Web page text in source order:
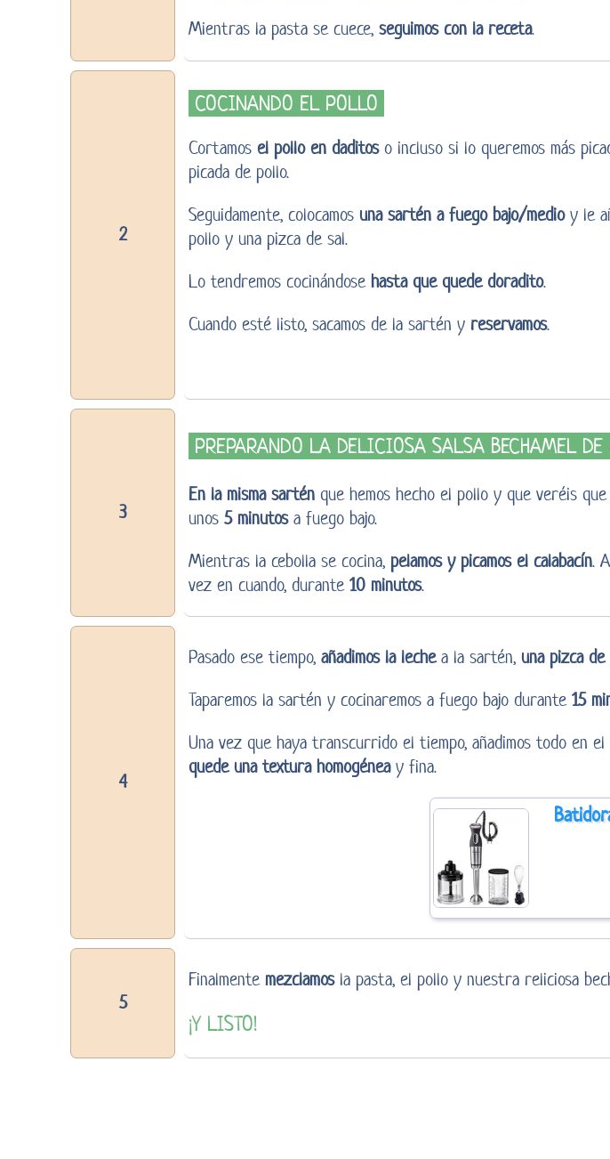
Mientras la pasta se cuece, seguimos con la receta.
2
COCINANDO EL POLLO
Cortamos el pollo en daditoso incluso si lo queremos más
picada de pollo.
Seguidamente, colocamos una sartén a fuego bajo/medioy le
pollo y una pizca de sal.
Lo tendremos cocinándosehasta que quede doradito.
Cuando esté listo, sacamos de la sartén y reservamos.
3
PREPARANDO LA DELICIOSA SALSA BECHAMEL
En la misma sartén que hemos hecho el pollo y que veréis
unos 5 minutosa fuego bajo.
Mientras la cebolla se cocina, pelamos y picamos el calabacín.
vez en cuando, durante10 minutos.
4
Pasado ese tiempo, añadimos la lechea la sartén, una pizca de
Taparemos la sartén y cocinaremos a fuego bajo durante15
Una vez que haya transcurrido el tiempo, añadimos todo en
quede una textura homogéneay fina.
5
Finalmentemezclamosla pasta, el pollo y nuestra reliciosa
¡Y LISTO!